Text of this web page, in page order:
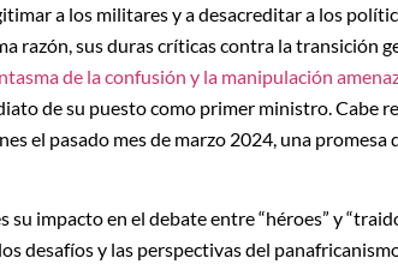
a los militares y a desacreditar a los
razón, sus duras críticas contra la transición
de la confusión y la manipulación
de su puesto como primer ministro. Cabe
el pasado mes de marzo 2024, una
impacto en el debate entre “héroes” y
desafíos y las perspectivas del